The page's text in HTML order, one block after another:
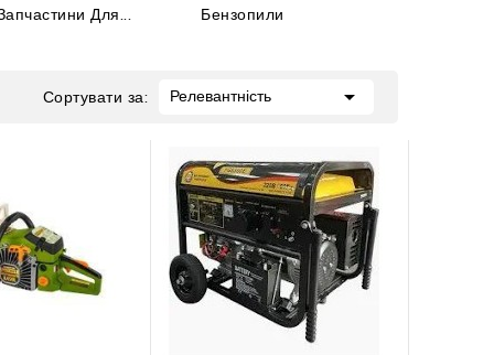
Для... Бензопили
Сортувати за: Релевантність 